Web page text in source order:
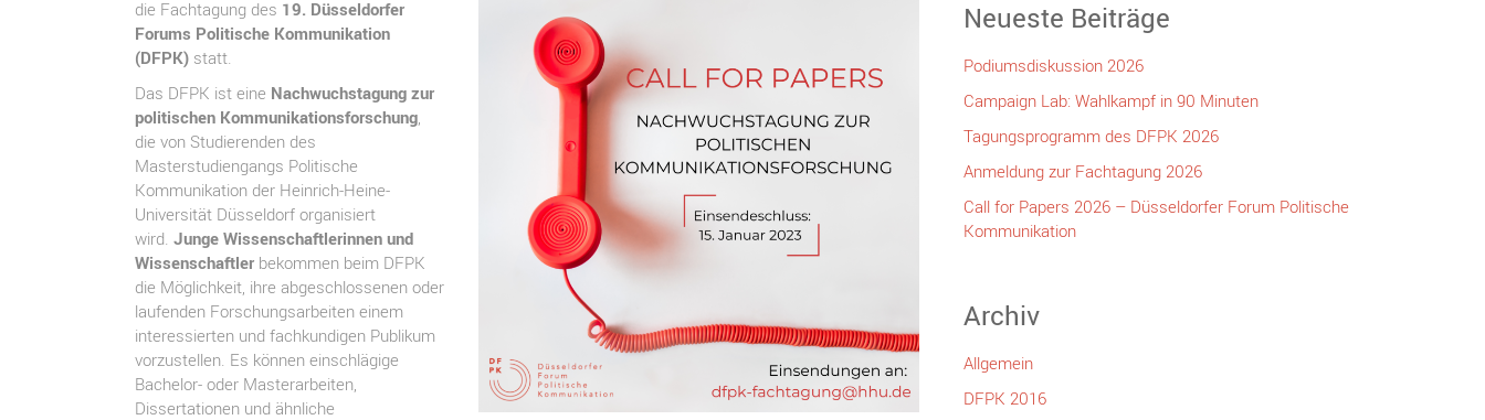
die Fachtagung des 19. Düsseldorfer
Forums Politische Kommunikation
(DFPK) statt.
Das DFPK ist eine Nachwuchstagung zur
politischen Kommunikationsforschung,
die von Studierenden des
Masterstudiengangs Politische
Kommunikation der Heinrich-Heine-
Universität Düsseldorf organisiert
wird. Junge Wissenschaftlerinnen und
Wissenschaftler bekommen beim DFPK
die Möglichkeit, ihre abgeschlossenen oder
laufenden Forschungsarbeiten einem
interessierten und fachkundigen Publikum
vorzustellen. Es können einschlägige
Bachelor- oder Masterarbeiten,
Dissertationen und ähnliche
Neueste Beiträge
Podiumsdiskussion 2026
Campaign Lab: Wahlkampf in 90 Minuten
Tagungsprogramm des DFPK 2026
Anmeldung zur Fachtagung 2026
Call for Papers 2026 – Düsseldorfer Forum Politische
Kommunikation
Archiv
Allgemein
DFPK 2016